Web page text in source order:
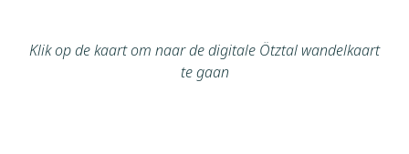
Klik op de kaart om naar de digitale Ötztal wandelkaart
te gaan